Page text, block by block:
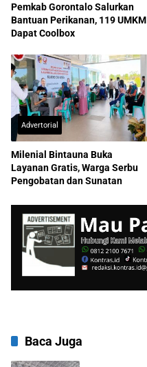
Pemkab Gorontalo Salurkan
Bantuan Perikanan, 119 UMKM
Dapat Coolbox
Advertorial
Milenial Bintauna Buka
Layanan Gratis, Warga Serbu
Pengobatan dan Sunatan
Baca Juga